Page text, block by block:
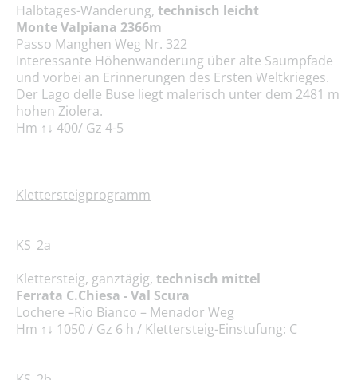
Halbtages-Wanderung, technisch leicht
Monte Valpiana 2366m
Passo Manghen Weg Nr. 322
Interessante Höhenwanderung über alte Saumpfade
und vorbei an Erinnerungen des Ersten Weltkrieges.
Der Lago delle Buse liegt malerisch unter dem 2481 m
hohen Ziolera.
Hm ↑↓ 400/ Gz 4-5
Klettersteigprogramm
KS_2a
Klettersteig, ganztägig, technisch mittel
Ferrata C.Chiesa - Val Scura
Lochere –Rio Bianco – Menador Weg
Hm ↑↓ 1050 / Gz 6 h / Klettersteig-Einstufung: C